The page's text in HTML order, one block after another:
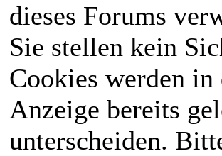
dieses Forums
Sie stellen kein
Cookies werden
Anzeige bereits
unterscheiden.